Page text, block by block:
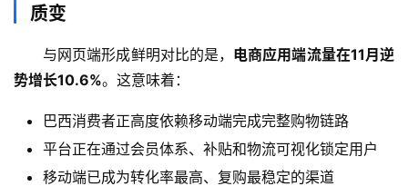
质变
与网页端形成鲜明对比的是， 电商应用端流量在11月逆
势增长10.6%。这意味着：
巴西消费者正高度依赖移动端完成完整购物链路
平台正在通过会员体系、补贴和物流可视化锁定用户
移动端已成为转化率最高、复购最稳定的渠道